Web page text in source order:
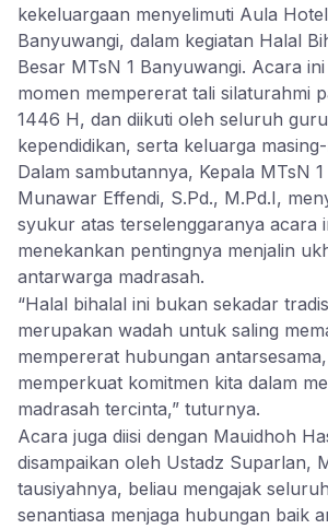
kekeluargaan menyelimuti Aula
Banyuwangi, dalam kegiatan Halal
Besar MTsN 1 Banyuwangi. Acara
momen mempererat tali silaturahmi
1446 H, dan diikuti oleh seluruh
kependidikan, serta keluarga
Dalam sambutannya, Kepala MTsN
Munawar Effendi, S.Pd., M.Pd.I,
syukur atas terselenggaranya acara
menekankan pentingnya menjalin
antarwarga madrasah.
“Halal bihalal ini bukan sekadar
merupakan wadah untuk saling
mempererat hubungan
memperkuat komitmen kita dalam
madrasah tercinta,” tuturnya.
Acara juga diisi dengan Mauidhoh
disampaikan oleh Ustadz Suparlan,
tausiyahnya, beliau mengajak
senantiasa menjaga hubungan baik